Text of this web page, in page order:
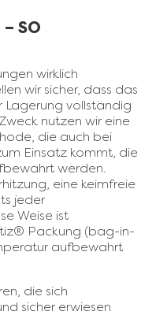
– SO
wirklich
wir sicher, dass das
vollständig
nutzen wir eine
die auch bei
Einsatz kommt, die
werden.
eine keimfreie
jeder
Weise ist
Packung (bag-in-
aufbewahrt
die sich
sicher erwiesen